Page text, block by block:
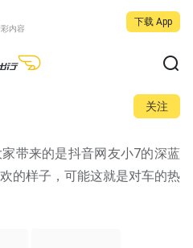
内容
下载 App
关注
带来的是抖音网友小7的深蓝
的样子，可能这就是对车的热